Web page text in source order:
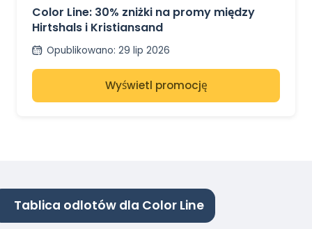
Color Line: 30% zniżki na promy między
Hirtshals i Kristiansand
Opublikowano: 29 lip 2026
Wyświetl promocję
Tablica odlotów dla Color Line